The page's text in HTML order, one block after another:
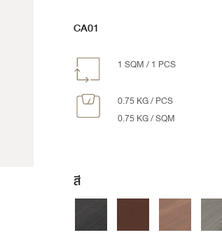
CA01
1 SQM / 1 PCS
0.75 KG / PCS
0.75 KG / SQM
สี